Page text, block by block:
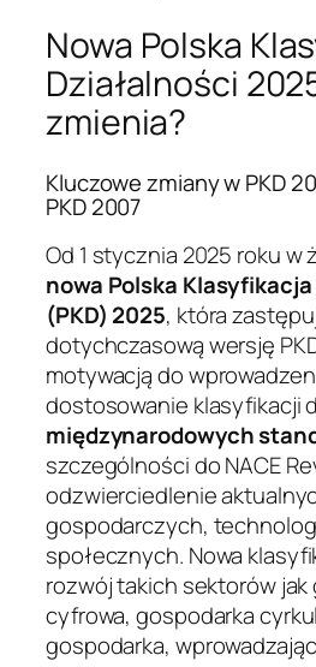
Nowa Polska
Działalności
zmienia?
Kluczowe zmiany w PKD
PKD 2007
Od 1 stycznia 2025 roku w
nowa Polska
(PKD) 2025, która
dotychczasową wersję
motywacją do
dostosowanie klasyfikacji
międzynarodowych
szczególności do NACE
odzwierciedlenie
gospodarczych,
społecznych. Nowa
rozwój takich sektorów jak
cyfrowa, gospodarka
gospodarka,